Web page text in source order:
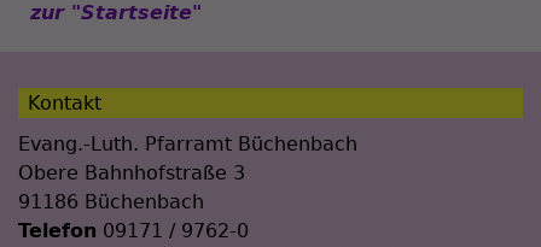
zur "Startseite"
Kontakt
Evang.-Luth. Pfarramt Büchenbach
Obere Bahnhofstraße 3
91186 Büchenbach
Telefon 09171 / 9762-0